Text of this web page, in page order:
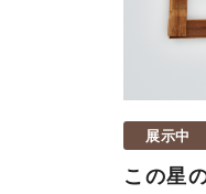
展示中
この星